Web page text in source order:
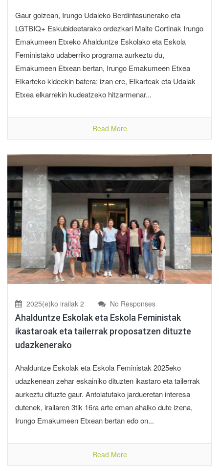
Gaur goizean, Irungo Udaleko Berdintasunerako eta
LGTBIQ+ Eskubideetarako ordezkari Maite Cortinak Irungo
Emakumeen Etxeko Ahalduntze Eskolako eta Eskola
Feministako udaberriko programa aurkeztu du,
Emakumeen Etxean bertan, Irungo Emakumeen Etxea
Elkarteko kideekin batera; izan ere, Elkarteak eta Udalak
Etxea elkarrekin kudeatzeko hitzarmenar...
Read More
2025(e)ko irailak 2 No Responses
Ahalduntze Eskolak eta Eskola Feministak
ikastaroak eta tailerrak proposatzen dituzte
udazkenerako
Ahalduntze Eskolak eta Eskola Feministak 2025eko
udazkenean zehar eskainiko dituzten ikastaro eta tailerrak
aurkeztu dituzte gaur. Antolatutako jardueretan interesa
dutenek, irailaren 3tik 16ra arte eman ahalko dute izena,
Irungo Emakumeen Etxean bertan edo on...
Read More